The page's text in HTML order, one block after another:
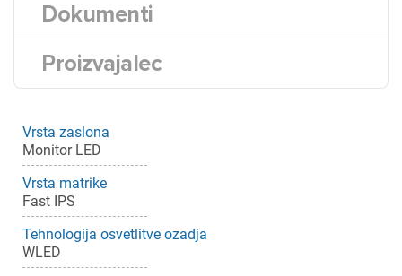
Dokumenti
Proizvajalec
Vrsta zaslona
Monitor LED
Vrsta matrike
Fast IPS
Tehnologija osvetlitve ozadja
WLED